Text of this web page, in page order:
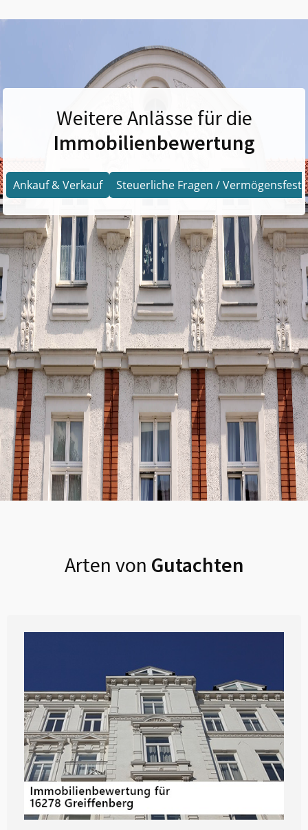
Weitere Anlässe für die
Immobilienbewertung
Ankauf & Verkauf Steuerliche Fragen /
Arten von Gutachten